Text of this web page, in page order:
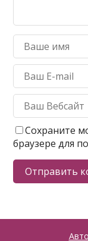
Сохраните
браузере для